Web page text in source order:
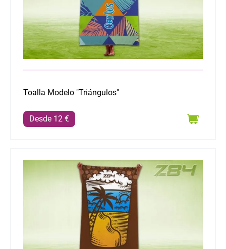
Toalla Modelo "Triángulos"
Desde 12 €
Toalla Modelo "Canarias es vida"